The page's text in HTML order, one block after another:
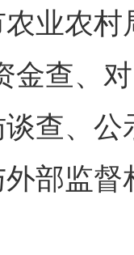
业农村
金查、
查、
部监